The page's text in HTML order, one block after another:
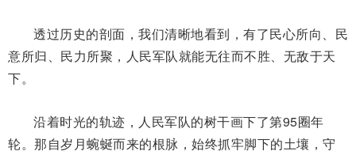
透过历史的剖面，我们清晰地看到，有了民心所向、民
意所归、民力所聚，人民军队就能无往而不胜、无敌于天
下。
沿着时光的轨迹，人民军队的树干画下了第95圈年
轮。那自岁月蜿蜒而来的根脉，始终抓牢脚下的土壤，守